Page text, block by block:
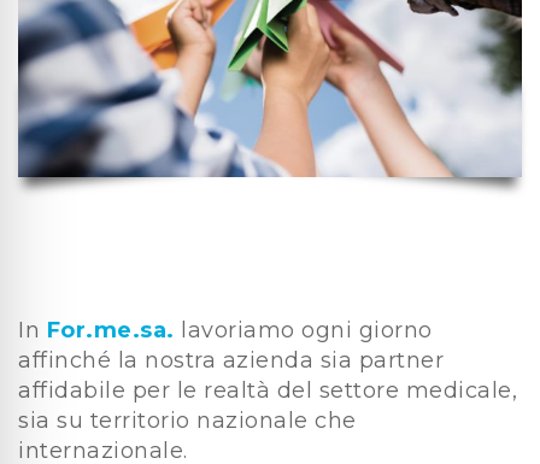
In For.me.sa. lavoriamo ogni giorno
affinché la nostra azienda sia partner
affidabile per le realtà del settore medicale,
sia su territorio nazionale che
internazionale.